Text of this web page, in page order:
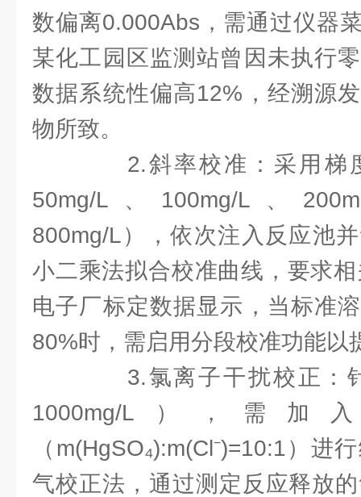
数偏离0.000Abs，需通过仪器
某化工园区监测站曾因未执行
数据系统性偏高12%，经溯源
物所致。
2.斜率校准：采用梯
50mg/L、100mg/L、
800mg/L），依次注入反应池
小二乘法拟合校准曲线，要求
电子厂标定数据显示，当标准
80%时，需启用分段校准功能以
3.氯离子干扰校正：针
1000mg/L），需加
（m(HgSO₄):m(Cl⁻)=10:1）进
气校正法，通过测定反应释放